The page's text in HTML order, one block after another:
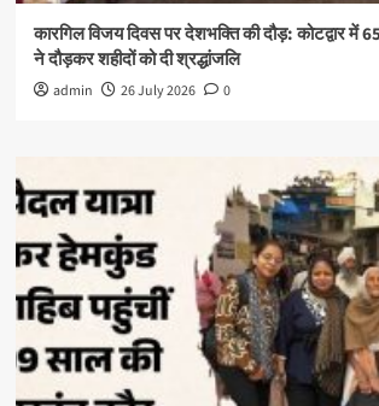
कारगिल विजय दिवस पर देशभक्ति की दौड़: कोटद्वार में
ने दौड़कर शहीदों को दी श्रद्धांजलि
admin 26 July 2026 0